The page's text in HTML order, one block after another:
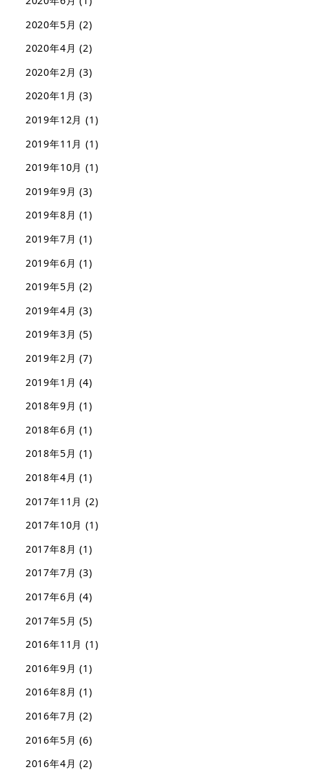
2020年5月 (2)
2020年4月 (2)
2020年2月 (3)
2020年1月 (3)
2019年12月 (1)
2019年11月 (1)
2019年10月 (1)
2019年9月 (3)
2019年8月 (1)
2019年7月 (1)
2019年6月 (1)
2019年5月 (2)
2019年4月 (3)
2019年3月 (5)
2019年2月 (7)
2019年1月 (4)
2018年9月 (1)
2018年6月 (1)
2018年5月 (1)
2018年4月 (1)
2017年11月 (2)
2017年10月 (1)
2017年8月 (1)
2017年7月 (3)
2017年6月 (4)
2017年5月 (5)
2016年11月 (1)
2016年9月 (1)
2016年8月 (1)
2016年7月 (2)
2016年5月 (6)
2016年4月 (2)